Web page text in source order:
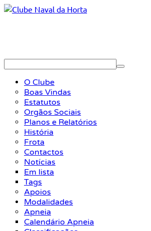
O Clube
Boas Vindas
Estatutos
Orgãos Sociais
Planos e Relatórios
História
Frota
Contactos
Notícias
Em lista
Tags
Apoios
Modalidades
Apneia
Calendário Apneia